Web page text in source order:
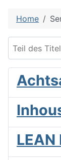
Home